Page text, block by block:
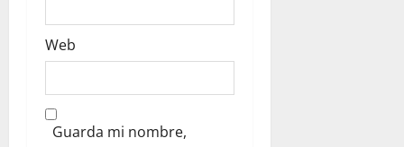
Web
Guarda mi nombre,